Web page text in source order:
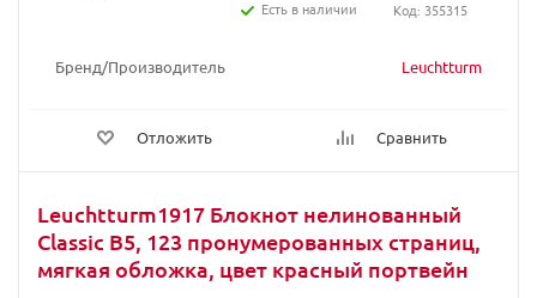
Бренд/Производитель Leuchtturm
Отложить Сравнить
Есть в наличии
Код: 355315
Leuchtturm1917 Блокнот нелинованный
Classic В5, 123 пронумерованных страниц,
мягкая обложка, цвет красный портвейн